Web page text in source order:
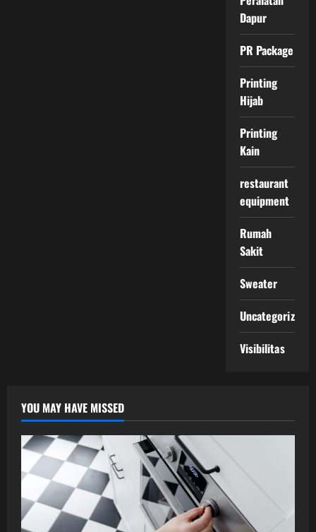
Dapur
PR Package
Printing
Hijab
Printing
Kain
restaurant
equipment
Rumah
Sakit
Sweater
Uncategorized
Visibilitas
YOU MAY HAVE MISSED